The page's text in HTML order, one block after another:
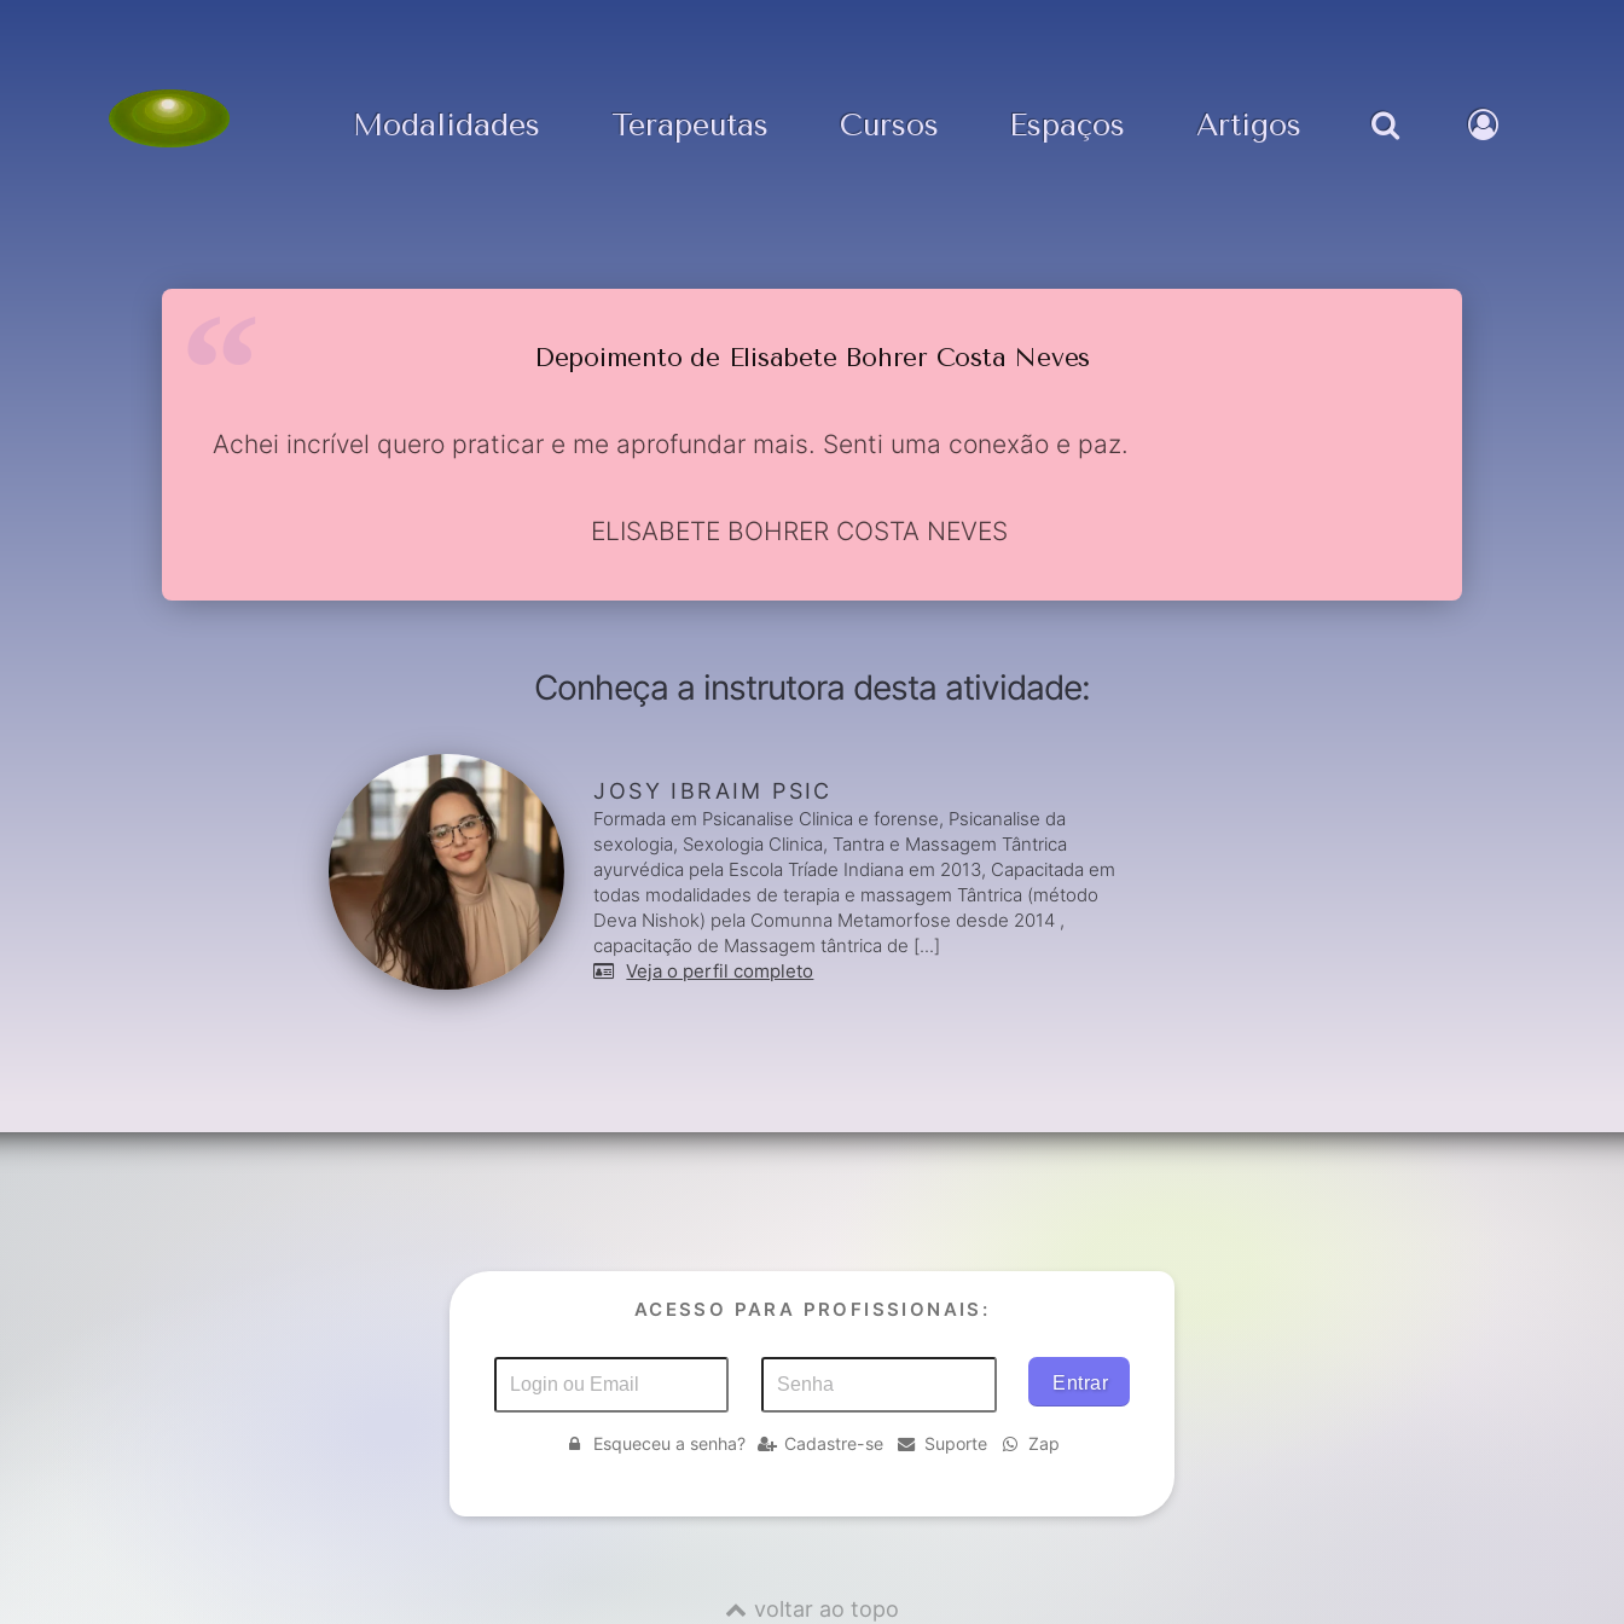
Modalidades Terapeutas Cursos Espaços Artigos
Depoimento de Elisabete Bohrer Costa Neves
Achei incrível quero praticar e me aprofundar mais. Senti uma conexão e paz.
ELISABETE BOHRER COSTA NEVES
Conheça a instrutora desta atividade:
JOSY IBRAIM PSIC
Formada em Psicanalise Clinica e forense, Psicanalise da
sexologia, Sexologia Clinica, Tantra e Massagem Tântrica
ayurvédica pela Escola Tríade Indiana em 2013, Capacitada em
todas modalidades de terapia e massagem Tântrica (método
Deva Nishok) pela Comunna Metamorfose desde 2014 ,
capacitação de Massagem tântrica de [...]
Veja o perfil completo
ACESSO PARA PROFISSIONAIS:
Esqueceu a senha? Cadastre-se Suporte Zap
voltar ao topo